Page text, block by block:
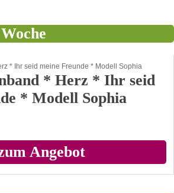
* Herz * Ihr seid
* Modell Sophia
Angebot